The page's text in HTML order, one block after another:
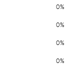
0%
0%
0%
0%